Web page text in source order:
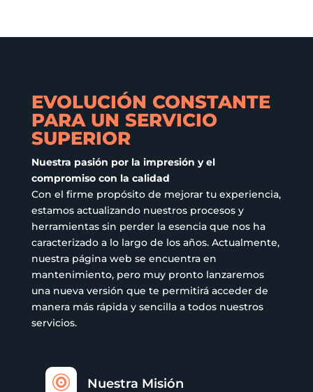
elegir
página
de
producto
se
la
página
producto
EVOLUCIÓN CONSTANTE
PARA UN SERVICIO
SUPERIOR
Nuestra pasión por la impresión y el
compromiso con la calidad
Con el firme propósito de mejorar tu experiencia,
estamos actualizando nuestros procesos y
herramientas sin perder la esencia que nos ha
caracterizado a lo largo de los años. Actualmente,
nuestra página web se encuentra en
mantenimiento, pero muy pronto lanzaremos
una nueva versión que te permitirá acceder de
manera más rápida y sencilla a todos nuestros
servicios.
 Nuestra Misión